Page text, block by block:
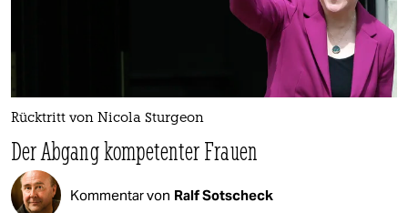
Rücktritt von Nicola Sturgeon
Der Abgang kompetenter Frauen
Kommentar von Ralf Sotscheck